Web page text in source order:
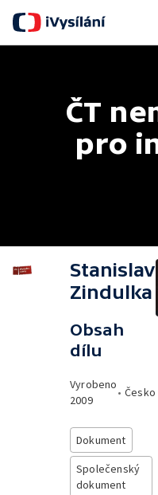
ČT
pro
Stanislav
Zindulka
Obsah
dílu
Vyrobeno
2009
• Česko
Dokument
Společenský
dokument